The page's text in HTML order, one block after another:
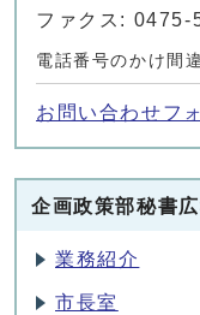
ファクス: 0475-
電話番号のかけ間
お問い合わせフ
企画政策部秘書
業務紹介
市長室